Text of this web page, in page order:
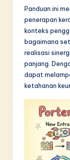
in
A
Panduan ini
penerapan
konteks
bagaimana
realisasi
panjang.
dapat
ketahanan